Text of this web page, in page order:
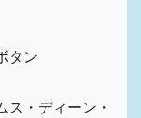
タン
ス・ディーン・